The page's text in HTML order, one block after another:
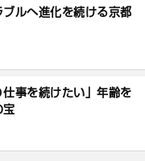
ルへ進化を続ける京都
事を続けたい」年齢を
宝